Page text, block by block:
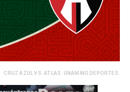
CRUZ AZUL VS. ATLAS. UNANIMO DEPORTES.